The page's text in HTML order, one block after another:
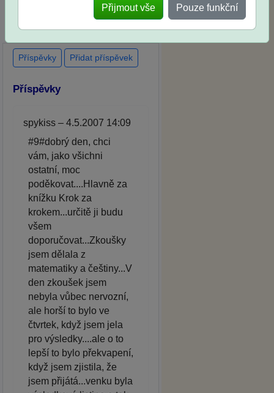
po skutečných přijímacích
zkouškách
Přijmout vše Pouze funkční
Příspěvky Přidat příspěvek
Příspěvky
spykiss – 4.5.2007 14:09
#9#dobrý den, chci
vám, jako všichni
ostatní, moc
poděkovat....Hlavně za
knížku Krok za
krokem...určitě ji budu
všem
doporučovat...Zkoušky
jsem dělala z
matematiky a češtiny...V
den zkoušek jsem
nebyla vůbec nervozní,
ale horší to bylo ve
čtvrtek, když jsem jela
pro výsledky....ale o to
lepší to bylo překvapení,
když jsem zjistila, že
jsem přijátá...venku byla